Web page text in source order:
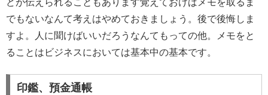
でもないなんて考えはやめておきましょう。後で後悔しま
すよ。人に聞けばいいだろうなんてもっての他。メモをと
ることはビジネスにおいては基本中の基本です。
印鑑、預金通帳